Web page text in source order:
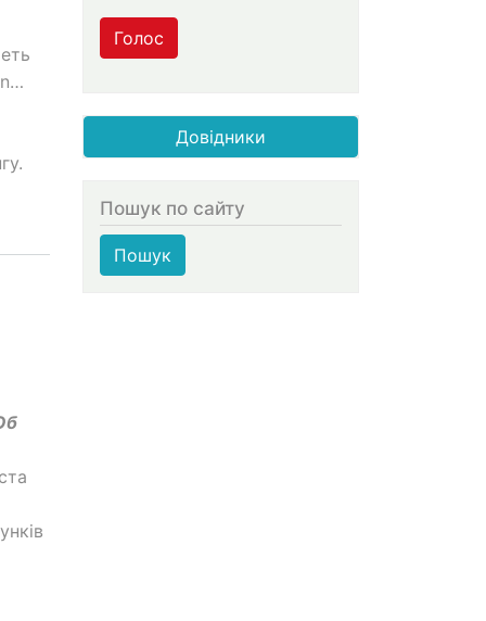
Голос
Довідники
Пошук по сайту
Пошук